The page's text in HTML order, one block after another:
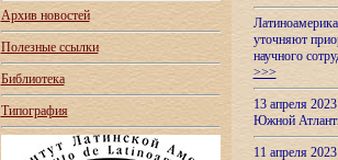
Архив новостей
Полезные ссылки
Библиотека
Типография
уточняют
научного
>>>
13 апреля
Южной
11 апреля